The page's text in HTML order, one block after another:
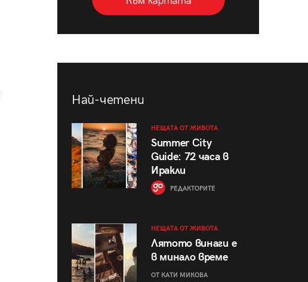
Най-четени
НЕЩАТА ОТ ЖИВОТА
Summer City
Guide: 72 часа в
Иракли
РЕДАКТОРИТЕ
НЕЩАТА ОТ ЖИВОТА
Лятото винаги е
в минало време
ОТ КАТИ МИКОВА